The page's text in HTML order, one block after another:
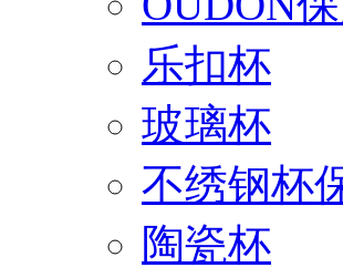
乐扣杯
玻璃杯
不绣钢杯
陶瓷杯